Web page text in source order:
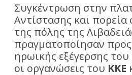
Συγκέντρωση στην
Αντίστασης και
της πόλης της
πραγματοποίησαν
ηρωικής εξέγερσης
οι οργανώσεις του ΚΚΕ